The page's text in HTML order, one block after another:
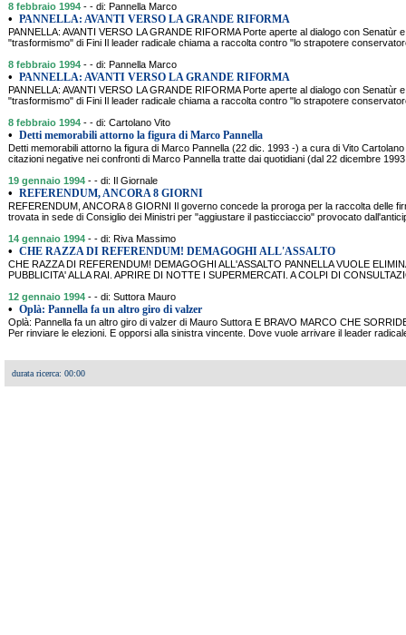
8 febbraio 1994 - - di: Pannella Marco
• PANNELLA: AVANTI VERSO LA GRANDE RIFORMA
PANNELLA: AVANTI VERSO LA GRANDE RIFORMA Porte aperte al dialogo con Senatùr
"trasformismo" di Fini Il leader radicale chiama a raccolta contro "lo strapotere
8 febbraio 1994 - - di: Pannella Marco
• PANNELLA: AVANTI VERSO LA GRANDE RIFORMA
PANNELLA: AVANTI VERSO LA GRANDE RIFORMA Porte aperte al dialogo con Senatùr
"trasformismo" di Fini Il leader radicale chiama a raccolta contro "lo strapotere
8 febbraio 1994 - - di: Cartolano Vito
• Detti memorabili attorno la figura di Marco Pannella
Detti memorabili attorno la figura di Marco Pannella (22 dic. 1993 -) a cura di Vito
citazioni negative nei confronti di Marco Pannella tratte dai quotidiani (dal 22 dicembre
19 gennaio 1994 - - di: Il Giornale
• REFERENDUM, ANCORA 8 GIORNI
REFERENDUM, ANCORA 8 GIORNI Il governo concede la proroga per la raccolta delle
trovata in sede di Consiglio dei Ministri per "aggiustare il pasticciaccio" provocato
14 gennaio 1994 - - di: Riva Massimo
• CHE RAZZA DI REFERENDUM! DEMAGOGHI ALL'ASSALTO
CHE RAZZA DI REFERENDUM! DEMAGOGHI ALL'ASSALTO PANNELLA VUOLE
PUBBLICITA' ALLA RAI. APRIRE DI NOTTE I SUPERMERCATI. A COLPI DI
12 gennaio 1994 - - di: Suttora Mauro
• Oplà: Pannella fa un altro giro di valzer
Oplà: Pannella fa un altro giro di valzer di Mauro Suttora E BRAVO MARCO CHE
Per rinviare le elezioni. E opporsi alla sinistra vincente. Dove vuole arrivare il leader
durata ricerca: 00:00